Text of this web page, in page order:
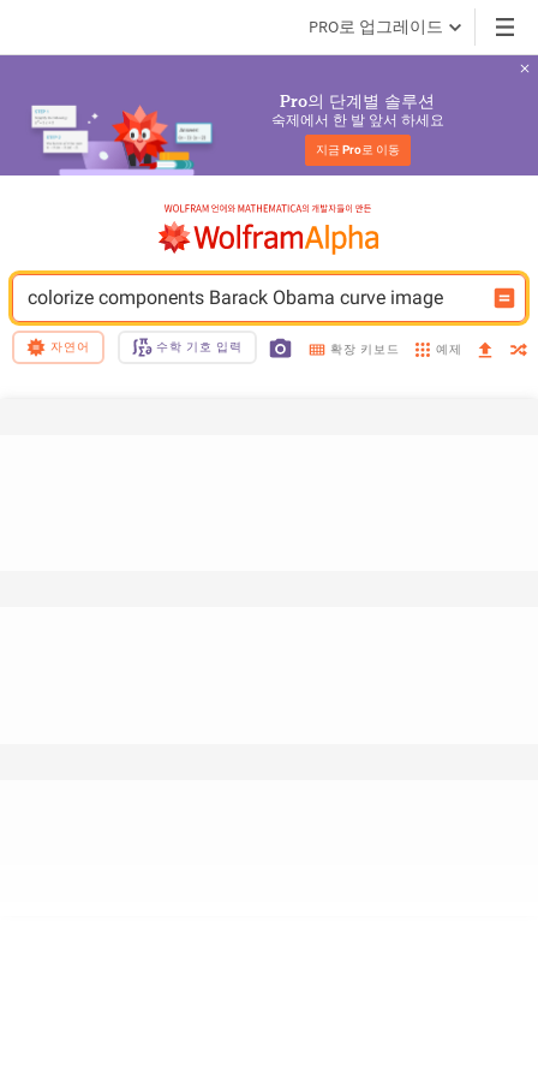
PRO로 업그레이드
Pro의 단계별 솔루션
숙제에서 한 발 앞서 하세요
지금 Pro로 이동
colorize components Barack Obama curve image
자연어 수학 기호 입력 확장 키보드 예제